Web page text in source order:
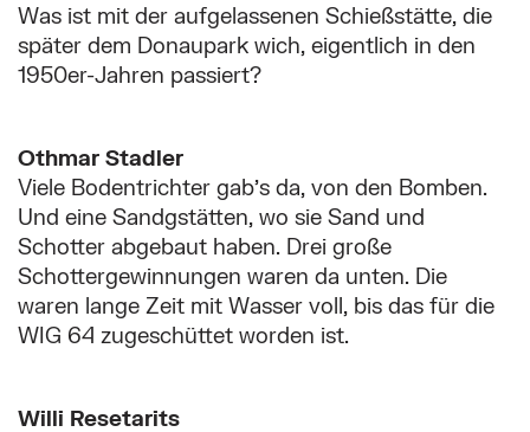
Was ist mit der aufgelassenen Schießstätte, die
später dem Donaupark wich, eigentlich in den
1950er-Jahren passiert?
Othmar Stadler
Viele Bodentrichter gab’s da, von den Bomben.
Und eine Sandgstätten, wo sie Sand und
Schotter abgebaut haben. Drei große
Schottergewinnungen waren da unten. Die
waren lange Zeit mit Wasser voll, bis das für die
WIG 64 zugeschüttet worden ist.
Willi Resetarits